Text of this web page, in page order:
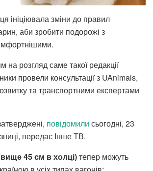
ініціювала зміни до правил
аби зробити подорожі з
розгляд саме такої редакції
провели консультації з UAnimals,
та транспортними експертами
повідомили сьогодні, 23
передає Інше ТВ.
45 см в холці)тепер можуть